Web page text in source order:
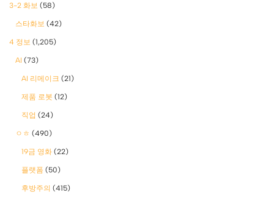
3-2 화보 (58)
스타화보 (42)
4 정보 (1,205)
AI (73)
AI 리메이크 (21)
제품 로봇 (12)
직업 (24)
ㅇㅎ (490)
19금 영화 (22)
플랫폼 (50)
후방주의 (415)